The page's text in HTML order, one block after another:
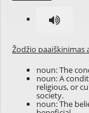
Žodžio paaiškinimas
noun: The
noun: A
religious, or
society.
noun: The